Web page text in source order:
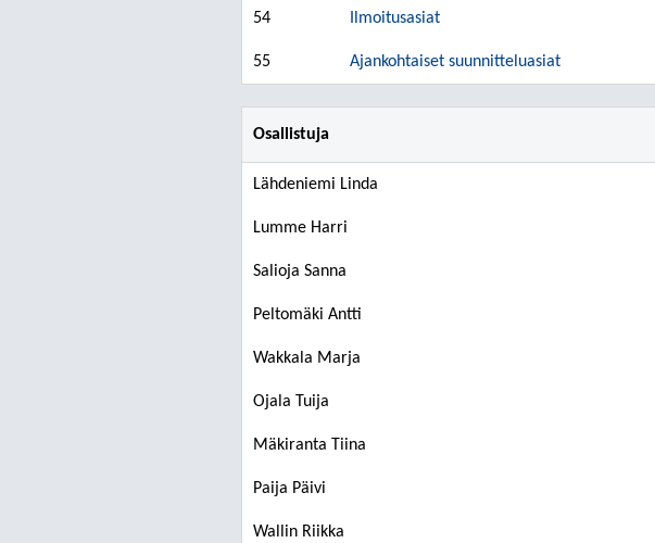
54 Ilmoitusasiat
55 Ajankohtaiset suunnitteluasiat
Osallistuja
Lähdeniemi Linda
Lumme Harri
Salioja Sanna
Peltomäki Antti
Wakkala Marja
Ojala Tuija
Mäkiranta Tiina
Paija Päivi
Wallin Riikka